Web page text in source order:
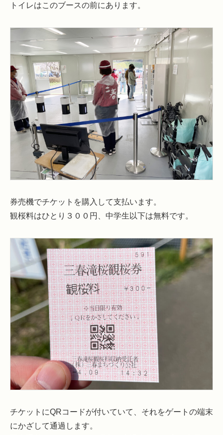
トイレはこのブースの前にあります。
券売機でチケットを購入して支払います。
観桜料はひとり３００円、中学生以下は無料です。
チケットにQRコードが付いていて、それをゲートの端末
にかざして通過します。